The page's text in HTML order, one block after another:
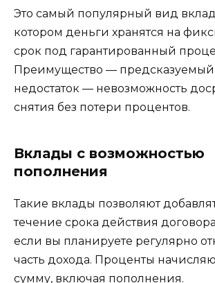
Это самый популярный вид
котором деньги хранятся на
срок под гарантированный
Преимущество — предсказуемый
недостаток — невозможность
снятия без потери процентов.
Вклады с возможностью
пополнения
Такие вклады позволяют
течение срока действия
если вы планируете регулярно
часть дохода. Проценты
сумму, включая пополнения.